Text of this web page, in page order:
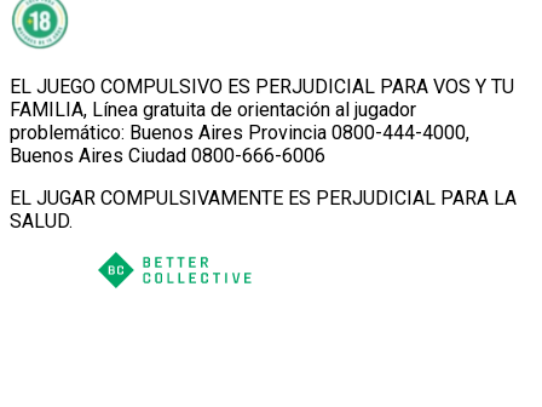
EL JUEGO COMPULSIVO ES PERJUDICIAL PARA VOS Y TU
FAMILIA, Línea gratuita de orientación al jugador
problemático: Buenos Aires Provincia 0800-444-4000,
Buenos Aires Ciudad 0800-666-6006
EL JUGAR COMPULSIVAMENTE ES PERJUDICIAL PARA LA
SALUD.